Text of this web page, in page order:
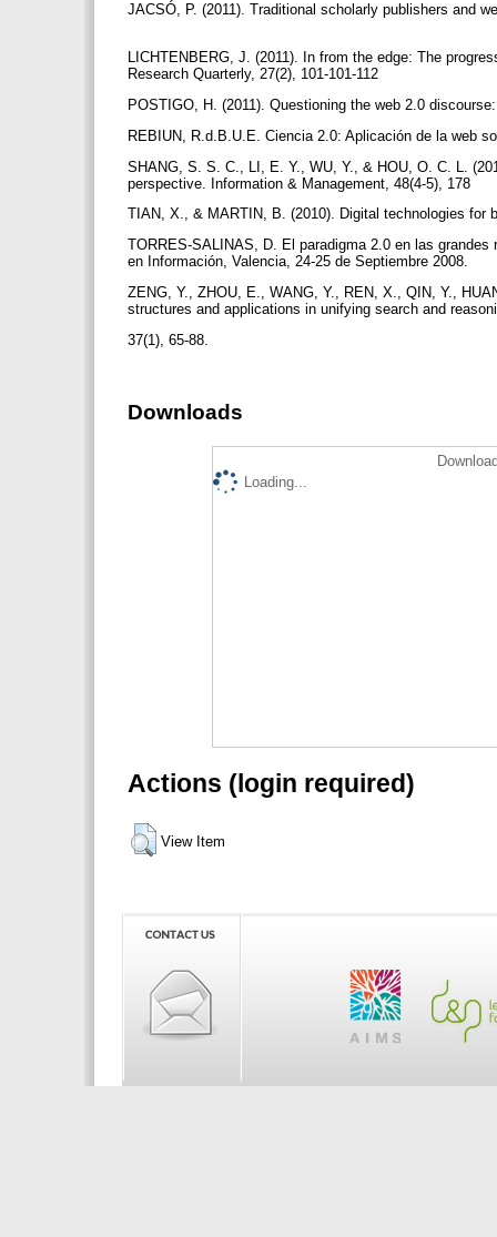
JACSÓ, P. (2011). Traditional scholarly publishers and
LICHTENBERG, J. (2011). In from the edge: The
Research Quarterly, 27(2), 101-101-112
POSTIGO, H. (2011). Questioning the web 2.0
REBIUN, R.d.B.U.E. Ciencia 2.0: Aplicación de la web
SHANG, S. S. C., LI, E. Y., WU, Y., & HOU, O. C. L.
perspective. Information & Management, 48(4-5), 178
TIAN, X., & MARTIN, B. (2010). Digital technologies for
TORRES-SALINAS, D. El paradigma 2.0 en las
en Información, Valencia, 24-25 de Septiembre 2008.
ZENG, Y., ZHOU, E., WANG, Y., REN, X., QIN, Y.,
structures and applications in unifying search and
37(1), 65-88.
Downloads
Loading...
Actions (login required)
View Item